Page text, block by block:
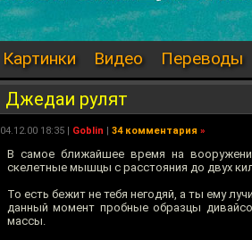
Картинки Видео Переводы
Джедаи рулят
04.12.00 18:35 | Goblin | 34 комментария »
В самое ближайшее время на
скелетные мышцы c расстояния до двух
То есть бежит не тебя негодяй, а ты ему
данный момент пробные образцы
массы.